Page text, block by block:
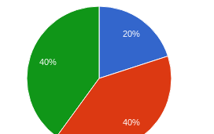
20%
40%
40%